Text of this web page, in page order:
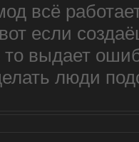
всё
если
то выдает
люди